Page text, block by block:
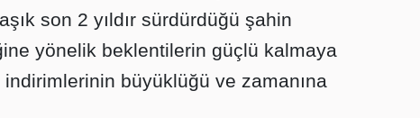
son 2 yıldır sürdürdüğü şahin
yönelik beklentilerin güçlü kalmaya
büyüklüğü ve zamanına